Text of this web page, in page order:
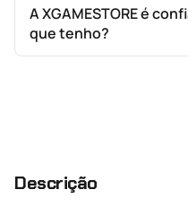
A XGAMESTORE é
que tenho?
Descrição